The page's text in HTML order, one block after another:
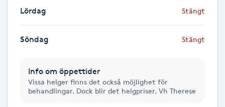
Hårborttagning
Hårbottenbehandling
Lördag Stängt
Söndag Stängt
Info om öppettider
Vissa helger finns det också möjlighet för
behandlingar. Dock blir det helgpriser. Vh Therese